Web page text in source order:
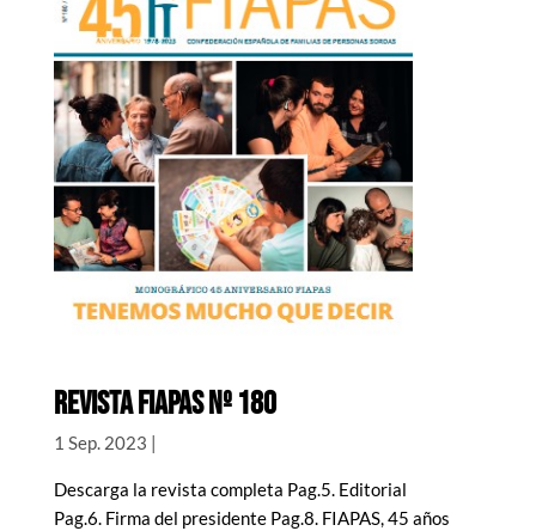
REVISTA FIAPAS Nº 180
1 Sep. 2023 |
Descarga la revista completa Pag.5. Editorial
Pag.6. Firma del presidente Pag.8. FIAPAS, 45 años